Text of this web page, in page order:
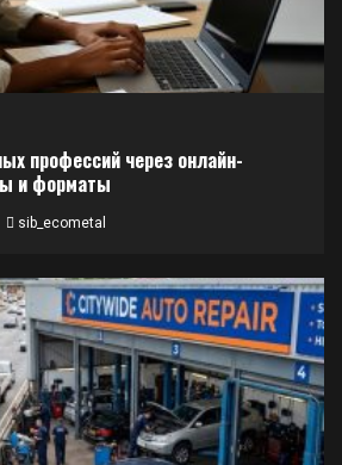
профессий через онлайн-
и форматы
sib_ecometal